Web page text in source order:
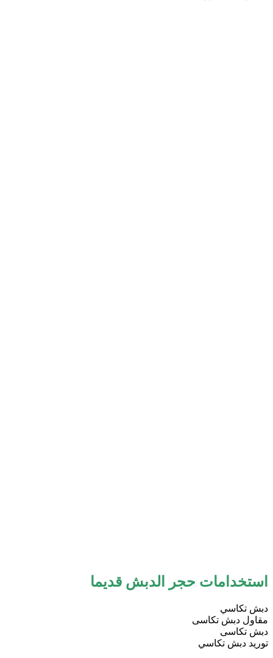
استخدامات حجر الدبش قديما
دبش تكاسي
مقاول دبش تكاسى
دبش تكاسى
توريد دبش تكاسي